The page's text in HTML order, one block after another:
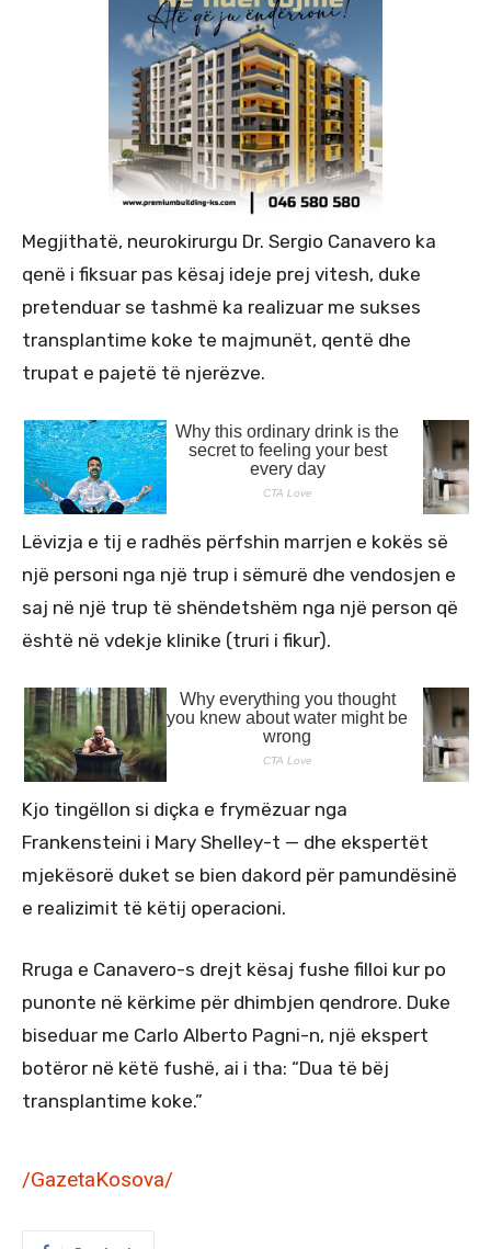
Megjithatë, neurokirurgu Dr. Sergio Canavero ka
qenë i fiksuar pas kësaj ideje prej vitesh, duke
pretenduar se tashmë ka realizuar me sukses
transplantime koke te majmunët, qentë dhe
trupat e pajetë të njerëzve.
Lëvizja e tij e radhës përfshin marrjen e kokës së
një personi nga një trup i sëmurë dhe vendosjen e
saj në një trup të shëndetshëm nga një person që
është në vdekje klinike (truri i fikur).
Kjo tingëllon si diçka e frymëzuar nga
Frankensteini i Mary Shelley-t — dhe ekspertët
mjekësorë duket se bien dakord për pamundësinë
e realizimit të këtij operacioni.
Rruga e Canavero-s drejt kësaj fushe filloi kur po
punonte në kërkime për dhimbjen qendrore. Duke
biseduar me Carlo Alberto Pagni-n, një ekspert
botëror në këtë fushë, ai i tha: “Dua të bëj
transplantime koke.”
/GazetaKosova/